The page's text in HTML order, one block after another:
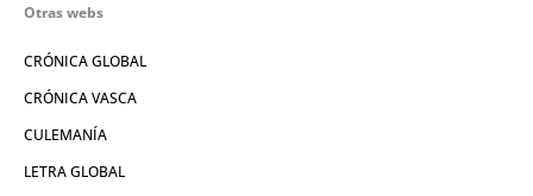
Otras webs
CRÓNICA GLOBAL
CRÓNICA VASCA
CULEMANÍA
LETRA GLOBAL